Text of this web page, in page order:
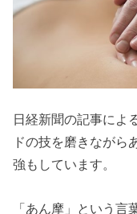
日経新聞の記事によ
ドの技を磨きながら
強もしています。
「あん摩」という言